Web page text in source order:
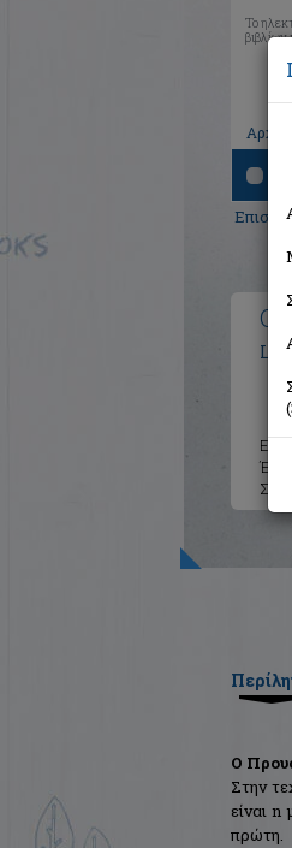
Το
Αρχική
Ο
Έτος:
Ο
Στην
είναι
πρώτη.